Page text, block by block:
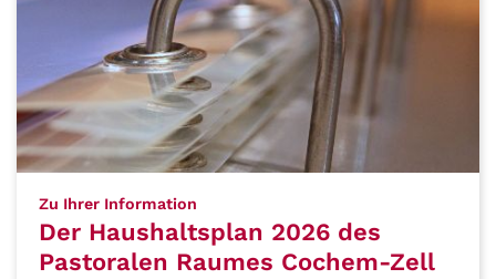
Zu Ihrer Information
Der Haushaltsplan 2026 des
Pastoralen Raumes Cochem-Zell